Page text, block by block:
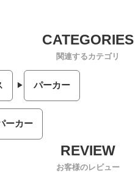
関連するカテゴリ
パーカー
ーカー
お客様のレビュー